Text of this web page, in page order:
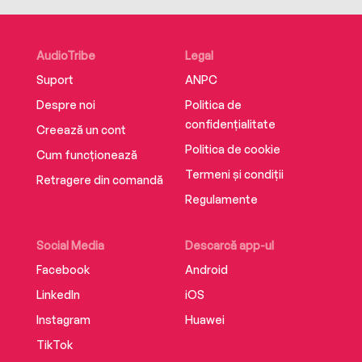
AudioTribe
Suport
Despre noi
Creează un cont
Cum funcționează
Retragere din comandă
Social Media
Facebook
LinkedIn
Instagram
TikTok
Descarcă app-ul
Android
iOS
Huawei
Legal
ANPC
Politica de
confidențialitate
Politica de cookie
Termeni și condiții
Regulamente